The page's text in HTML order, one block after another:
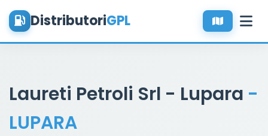
DistributoriGPL
Laureti Petroli Srl - Lupara -
LUPARA